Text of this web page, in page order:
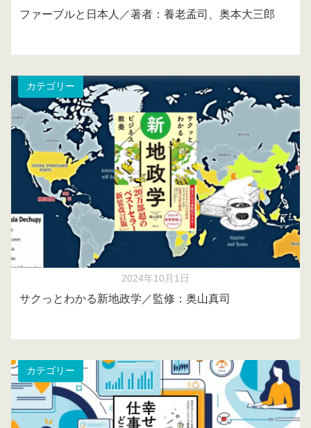
ファーブルと日本人／著者：養老孟司、奥本大三郎
カテゴリー
2024年10月1日
サクっとわかる新地政学／監修：奥山真司
カテゴリー